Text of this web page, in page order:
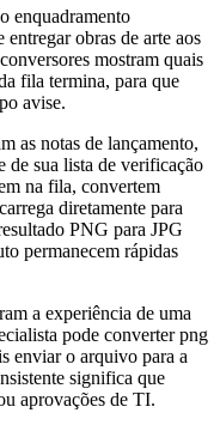
enquadramento
obras de arte aos
mostram quais
fila termina, para que
avise.
as notas de lançamento,
de sua lista de verificação
na fila, convertem
diretamente para
PNG para JPG
permanecem rápidas
a experiência de uma
pode converter png
enviar o arquivo para a
significa que
aprovações de TI.